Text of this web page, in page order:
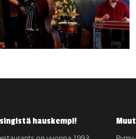
hauskempi!